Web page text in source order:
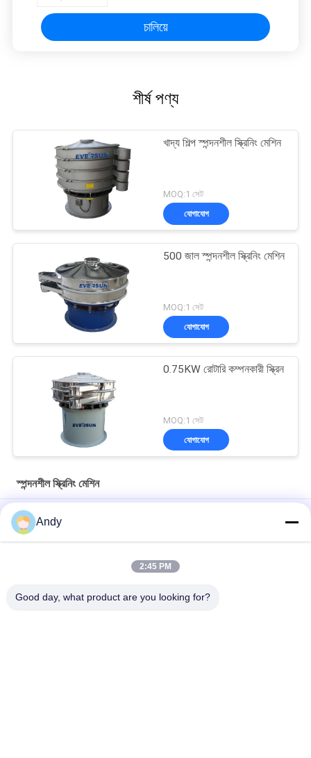
চালিয়ে
শীর্ষ পণ্য
খাদ্য শিল্প স্পন্দনশীল স্ক্রিনিং মেশিন
MOQ:1 সেট
যোগাযোগ
500 জাল স্পন্দনশীল স্ক্রিনিং মেশিন
MOQ:1 সেট
যোগাযোগ
0.75KW রোটারি কম্পনকারী স্ক্রিন
MOQ:1 সেট
যোগাযোগ
স্পন্দনশীল স্ক্রিনিং মেশিন
সিলিকা বালি সিভ করার জন্য স্টেইনলেস স্টিল ভাইব্রেটরি স্ক্রীনিং মেশিন ভাইব্রো শেকার
সূক্ষ্ম এবং মোটা পদার্থ আলাদা করার জন্য স্ক্রিনের উপরিভাগে সর্পিল প্যাটার্ন উপাদান চলাচল
Andy
2:45 PM
Good day, what product are you looking for?